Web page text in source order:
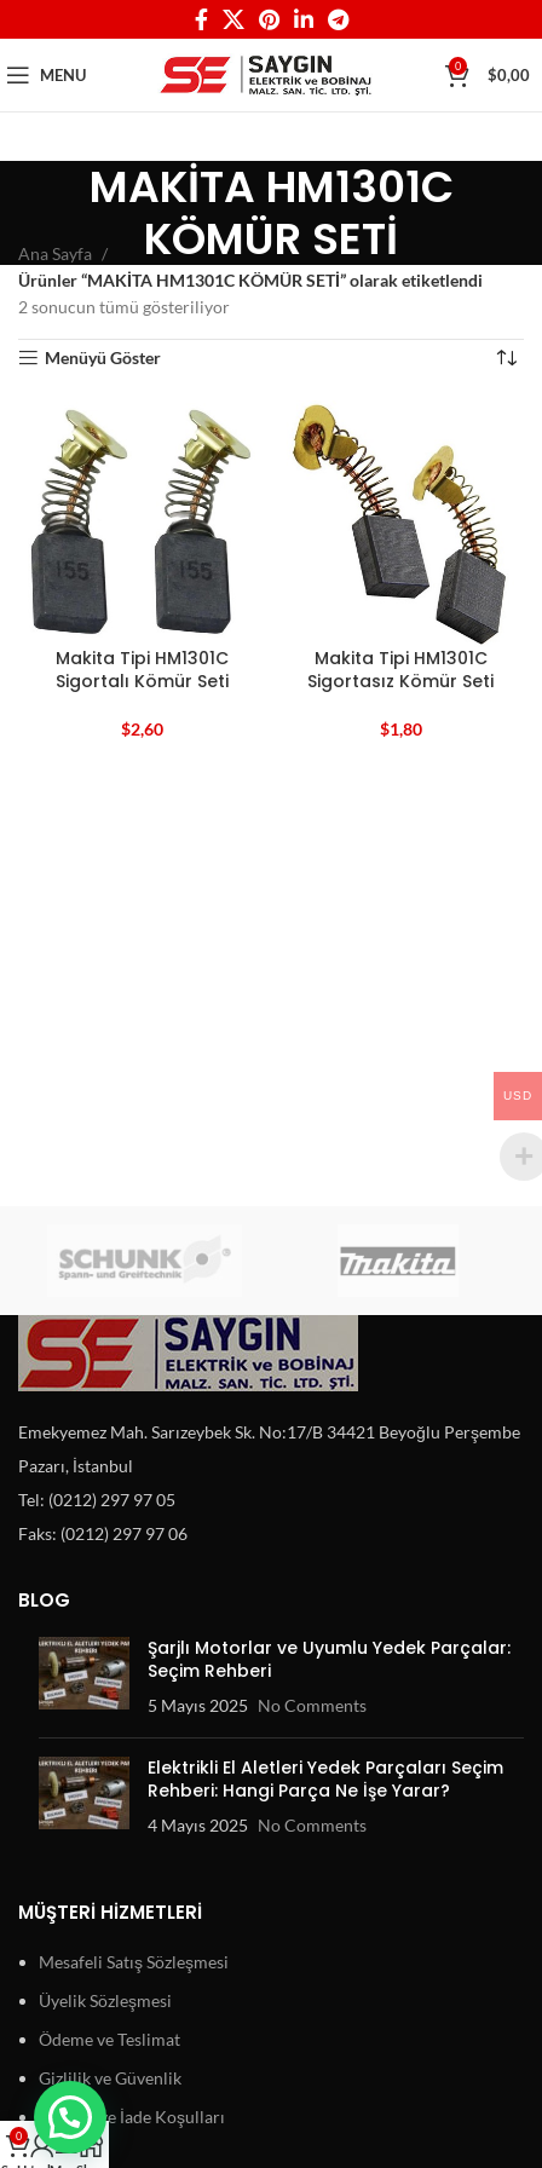
MENU 0 $0,00
MAKİTA HM1301C
KÖMÜR SETİ
Ana Sayfa
Ürünler “MAKİTA HM1301C KÖMÜR SETİ” olarak etiketlendi
2 sonucun tümü gösteriliyor
Menüyü Göster
Makita Tipi HM1301C
Sigortalı Kömür Seti
$2,60
Makita Tipi HM1301C
Sigortasız Kömür Seti
$1,80
Emekyemez Mah. Sarızeybek Sk. No:17/B 34421 Beyoğlu Perşembe
Pazarı, İstanbul
Tel: (0212) 297 97 05
Faks: (0212) 297 97 06
BLOG
Şarjlı Motorlar ve Uyumlu Yedek Parçalar:
Seçim Rehberi
5 Mayıs 2025 No Comments
Elektrikli El Aletleri Yedek Parçaları Seçim
Rehberi: Hangi Parça Ne İşe Yarar?
4 Mayıs 2025 No Comments
MÜŞTERI HIZMETLERI
Mesafeli Satış Sözleşmesi
Üyelik Sözleşmesi
Ödeme ve Teslimat
Gizlilik ve Güvenlik
Garanti ve İade Koşulları
USD
0